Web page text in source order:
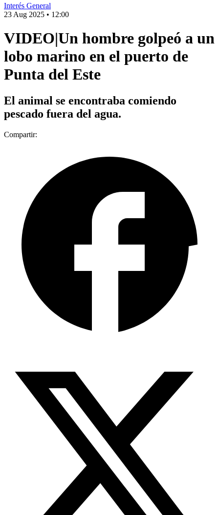
Interés General
23 Aug 2025 • 12:00
VIDEO|Un hombre golpeó a un
lobo marino en el puerto de
Punta del Este
El animal se encontraba comiendo
pescado fuera del agua.
Compartir: